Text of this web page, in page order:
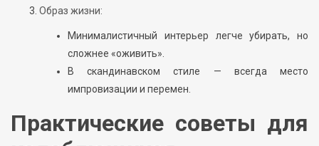
Образ жизни:
Минималистичный интерьер легче убирать, но
сложнее «оживить».
В скандинавском стиле — всегда место
импровизации и перемен.
Практические советы для